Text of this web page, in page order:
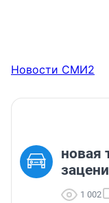
Новости СМИ2
новая
1 002